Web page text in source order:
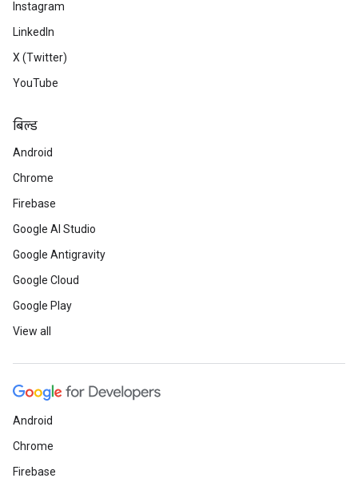
Instagram
LinkedIn
X (Twitter)
YouTube
बिल्ड
Android
Chrome
Firebase
Google AI Studio
Google Antigravity
Google Cloud
Google Play
View all
Android
Chrome
Firebase